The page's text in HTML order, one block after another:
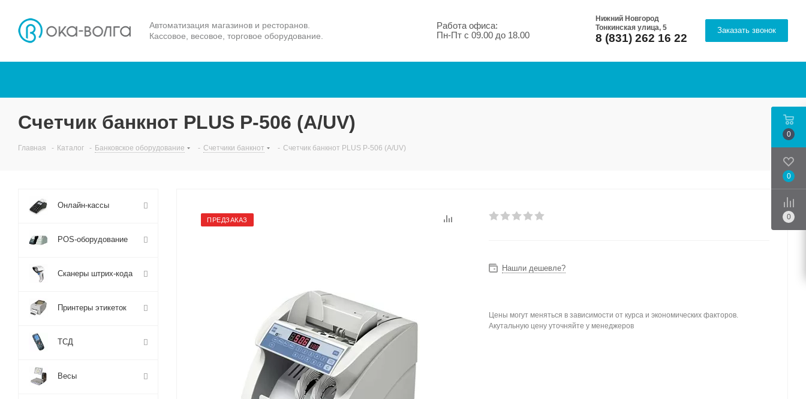
Автоматизация магазинов и ресторанов.
Кассовое, весовое, торговое оборудование.
Работа офиса:
Пн-Пт с 09.00 до 18.00
Нижний Новгород
Тонкинская улица, 5
8 (831) 262 16 22
Заказать звонок
Счетчик банкнот PLUS P-506 (А/UV)
Главная - Каталог - Банковское оборудование - Счетчики банкнот - Счетчик банкнот PLUS P-506 (А/UV)
ПРЕДЗАКАЗ
Нашли дешевле?
Цены могут меняться в зависимости от курса и экономических факторов.
Акутальную цену уточняйте у менеджеров
Онлайн-кассы
POS-оборудование
Сканеры штрих-кода
Принтеры этикеток
ТСД
Весы
0
0
0